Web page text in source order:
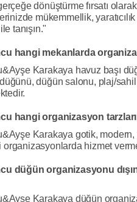
dönüştürme fırsatı
mükemmellik,
tanışın."
hangi mekanlarda
Karakaya havuz başı
düğün salonu, plaj/
hangi organizasyon
Karakaya gotik,
hizmet
düğün organizasyonu
Karakaya düğün